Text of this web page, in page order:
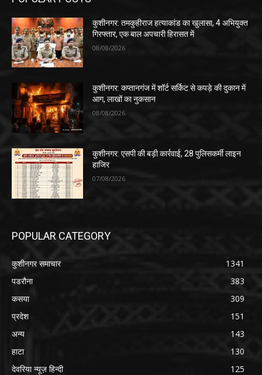
कुशीनगर: तमकुहीराज हत्याकांड का खुलासा, 4 अभियुक्त
गिरफ्तार, एक बाल अपचारी हिरासत में
08/08/2026
कुशीनगर: कप्तानगंज में शॉर्ट सर्किट से कपड़े की दुकान में
आग, लाखों का नुकसान
08/08/2026
कुशीनगर: एसपी की बड़ी कार्रवाई, 28 पुलिसकर्मी लाइन
हाजिर
07/08/2026
POPULAR CATEGORY
कुशीनगर समाचार
1341
पडरौना
383
कसया
309
प्रदेश
151
अन्य
143
हाटा
130
देवरिया न्यूज़ हिन्दी
125